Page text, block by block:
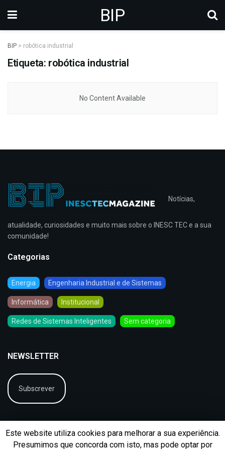
BIP
BIP > robótica industrial
Etiqueta: robótica industrial
No Content Available
Notícias,
atualidade, curiosidades e muito mais sobre o INESC TEC e a sua
comunidade!
Categorias
Energia Engenharia Industrial e de Sistemas
Informática Institucional
Redes de Sistemas Inteligentes Sem categoria
NEWSLETTER
Subscrever
Este website utiliza cookies para melhorar a sua experiência.
Presumimos que concorda com isto, mas pode optar por